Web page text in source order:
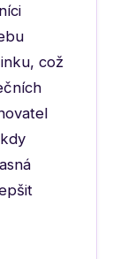
což